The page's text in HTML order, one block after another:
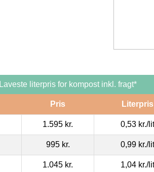
Laveste literpris for kompost inkl. fragt*
Pris Literpris
1.595 kr. 0,53 kr./
995 kr. 0,99 kr./
1.045 kr. 1,04 kr./